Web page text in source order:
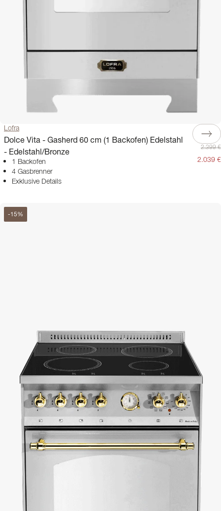
Lofra
Dolce Vita - Gasherd 60 cm (1 Backofen) Edelstahl
- Edelstahl/Bronze
1 Backofen
4 Gasbrenner
Exklusive Details
2.399 €
2.039 €
-15%